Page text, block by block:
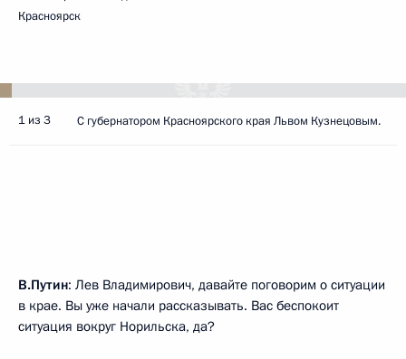
Красноярск
1 из 3 С губернатором Красноярского края Львом Кузнецовым.
В.Путин: Лев Владимирович, давайте поговорим о ситуации
в крае. Вы уже начали рассказывать. Вас беспокоит
ситуация вокруг Норильска, да?